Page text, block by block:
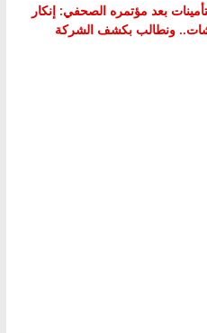
بعد مؤتمره الصحفي: إنكار
ونطالب بكشف الشركة